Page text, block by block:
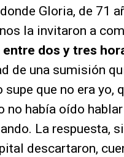
Gloria, de 71
la invitaron a
dos y tres
de una sumisión
supe que no era yo,
no había oído
La respuesta,
descartaron,